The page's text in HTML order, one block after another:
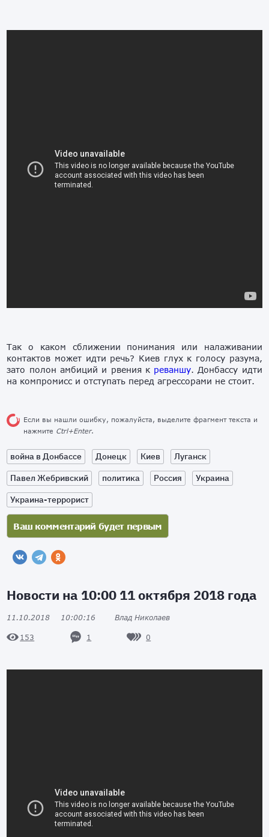
Так о каком сближении понимания или налаживании
контактов может идти речь? Киев глух к голосу разума,
зато полон амбиций и рвения к реваншу. Донбассу идти
на компромисс и отступать перед агрессорами не стоит.
Если вы нашли ошибку, пожалуйста, выделите фрагмент текста и
нажмите Ctrl+Enter.
война в Донбассе Донецк Киев
Луганск
Павел Жебривский
политика Россия
Украина
Украина-террорист
Новости на 10:00 11 октября 2018 года
11.10.2018 10:00:16 Влад Николаев
153 1 0